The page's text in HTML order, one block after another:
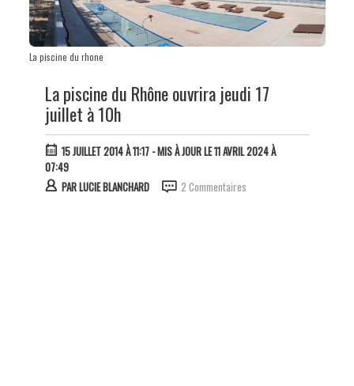
La piscine du rhone
La piscine du Rhône ouvrira jeudi 17
juillet à 10h
15 JUILLET 2014 À 11:17- MIS À JOUR LE 11 AVRIL 2024 À
07:49
PARLUCIE BLANCHARD 2 Commentaires